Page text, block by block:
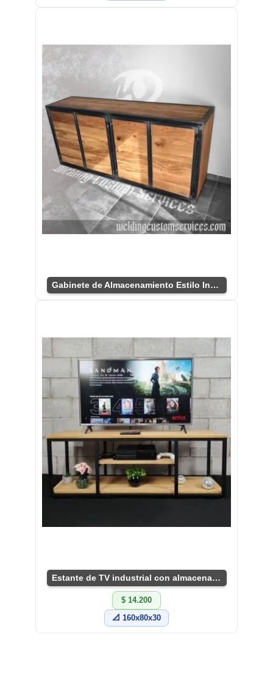
Gabinete de Almacenamiento Estilo Industrial
Estante de TV industrial con almacenamiento
$ 14.200
📐 160x80x30